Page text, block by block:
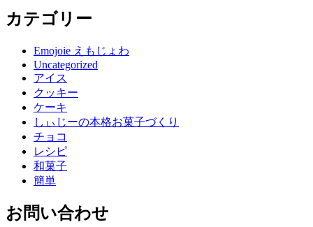
カテゴリー
Emojoie えもじょわ
Uncategorized
アイス
クッキー
ケーキ
しぃじーの本格お菓子づくり
チョコ
レシピ
和菓子
簡単
お問い合わせ